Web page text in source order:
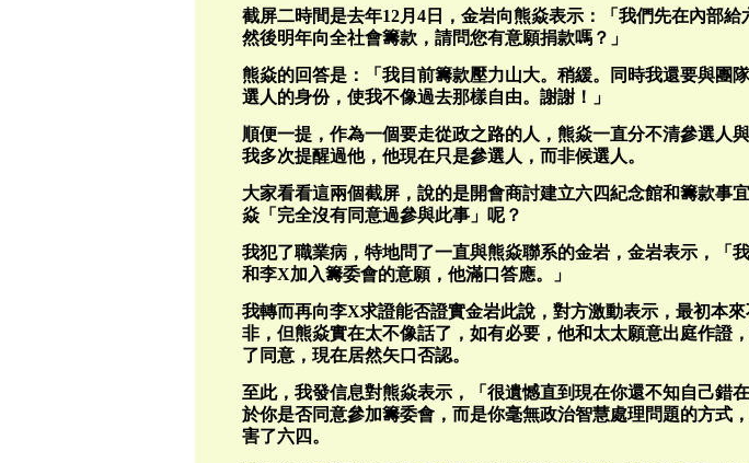
截屏二時間是去年12月4日，金岩向熊焱表示：「我們先在內部給
然後明年向全社會籌款，請問您有意願捐款嗎？」
熊焱的回答是：「我目前籌款壓力山大。稍緩。同時我還要與團
選人的身份，使我不像過去那樣自由。謝謝！」
順便一提，作為一個要走從政之路的人，熊焱一直分不清參選人
我多次提醒過他，他現在只是參選人，而非候選人。
大家看看這兩個截屏，說的是開會商討建立六四紀念館和籌款事
焱「完全沒有同意過參與此事」呢？
我犯了職業病，特地問了一直與熊焱聯系的金岩，金岩表示，「
和李X加入籌委會的意願，他滿口答應。」
我轉而再向李X求證能否證實金岩此說，對方激動表示，最初本
非，但熊焱實在太不像話了，如有必要，他和太太願意出庭作證
了同意，現在居然矢口否認。
至此，我發信息對熊焱表示，「很遺憾直到現在你還不知自己錯
於你是否同意參加籌委會，而是你毫無政治智慧處理問題的方式
害了六四。